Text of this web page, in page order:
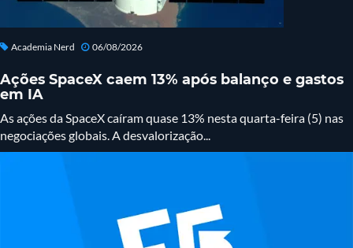
Academia Nerd 06/08/2026
Ações SpaceX caem 13% após balanço e gastos
em IA
As ações da SpaceX caíram quase 13% nesta quarta-feira (5) nas
negociações globais. A desvalorização...